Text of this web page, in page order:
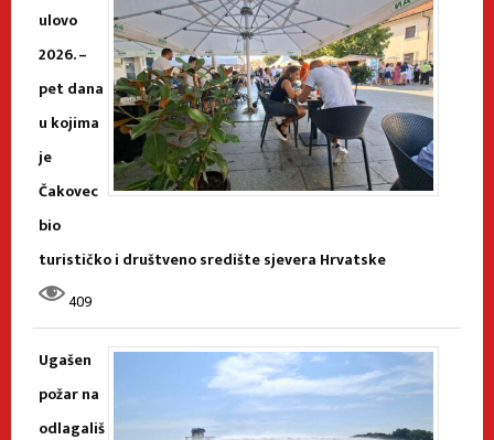
ulovo
2026. –
pet dana
u kojima
je
Čakovec
bio
turističko i društveno središte sjevera Hrvatske
409
Ugašen
požar na
odlagališ